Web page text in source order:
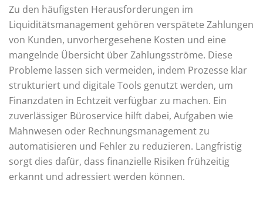
Zu den häufigsten Herausforderungen im
Liquiditätsmanagement gehören verspätete Zahlungen
von Kunden, unvorhergesehene Kosten und eine
mangelnde Übersicht über Zahlungsströme. Diese
Probleme lassen sich vermeiden, indem Prozesse klar
strukturiert und digitale Tools genutzt werden, um
Finanzdaten in Echtzeit verfügbar zu machen. Ein
zuverlässiger Büroservice hilft dabei, Aufgaben wie
Mahnwesen oder Rechnungsmanagement zu
automatisieren und Fehler zu reduzieren. Langfristig
sorgt dies dafür, dass finanzielle Risiken frühzeitig
erkannt und adressiert werden können.